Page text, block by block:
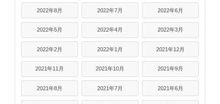
2022年8月 2022年7月 2022年6月
2022年5月 2022年4月 2022年3月
2022年2月 2022年1月 2021年12月
2021年11月 2021年10月 2021年9月
2021年8月 2021年7月 2021年6月